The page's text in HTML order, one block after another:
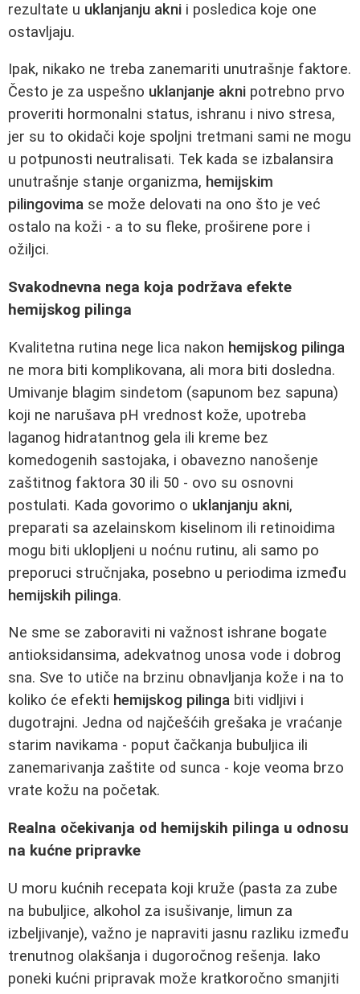
rezultate u uklanjanju akni i posledica koje one
ostavljaju.
Ipak, nikako ne treba zanemariti unutrašnje faktore.
Često je za uspešno uklanjanje akni potrebno prvo
proveriti hormonalni status, ishranu i nivo stresa,
jer su to okidači koje spoljni tretmani sami ne mogu
u potpunosti neutralisati. Tek kada se izbalansira
unutrašnje stanje organizma, hemijskim
pilingovima se može delovati na ono što je već
ostalo na koži - a to su fleke, proširene pore i
ožiljci.
Svakodnevna nega koja podržava efekte
hemijskog pilinga
Kvalitetna rutina nege lica nakon hemijskog pilinga
ne mora biti komplikovana, ali mora biti dosledna.
Umivanje blagim sindetom (sapunom bez sapuna)
koji ne narušava pH vrednost kože, upotreba
laganog hidratantnog gela ili kreme bez
komedogenih sastojaka, i obavezno nanošenje
zaštitnog faktora 30 ili 50 - ovo su osnovni
postulati. Kada govorimo o uklanjanju akni,
preparati sa azelainskom kiselinom ili retinoidima
mogu biti uklopljeni u noćnu rutinu, ali samo po
preporuci stručnjaka, posebno u periodima između
hemijskih pilinga.
Ne sme se zaboraviti ni važnost ishrane bogate
antioksidansima, adekvatnog unosa vode i dobrog
sna. Sve to utiče na brzinu obnavljanja kože i na to
koliko će efekti hemijskog pilinga biti vidljivi i
dugotrajni. Jedna od najčešćih grešaka je vraćanje
starim navikama - poput čačkanja bubuljica ili
zanemarivanja zaštite od sunca - koje veoma brzo
vrate kožu na početak.
Realna očekivanja od hemijskih pilinga u odnosu
na kućne pripravke
U moru kućnih recepata koji kruže (pasta za zube
na bubuljice, alkohol za isušivanje, limun za
izbeljivanje), važno je napraviti jasnu razliku između
trenutnog olakšanja i dugoročnog rešenja. Iako
poneki kućni pripravak može kratkoročno smanjiti